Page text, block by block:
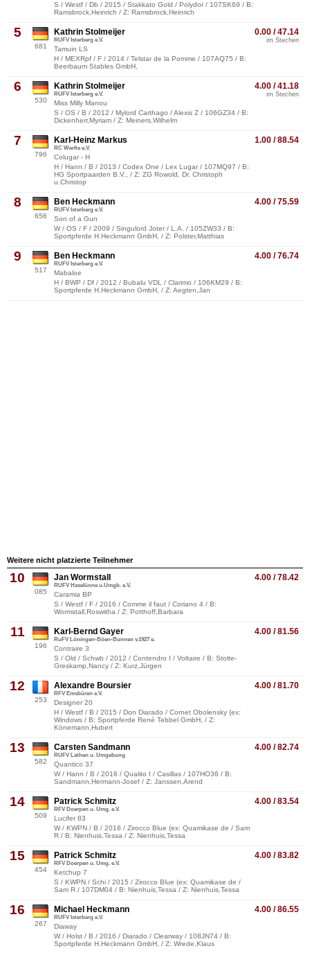
S / Westf / Db / 2015 / Stakkato Gold / Polydor / 107SK69 / B:
Ramsbrock,Heinrich / Z: Ramsbrock,Heinrich
5
681
0.00 / 47.14
im Stechen
Kathrin Stolmeijer
RUFV Isterberg e.V.
Tamuin LS
H / MEXRpf / F / 2014 / Telstar de la Pomme / 107AQ75 / B:
Beerbaum Stables GmbH,
6
530
4.00 / 41.18
im Stechen
Kathrin Stolmeijer
RUFV Isterberg e.V.
Miss Milly Manou
S / OS / B / 2012 / Mylord Carthago / Alexis Z / 106GZ34 / B:
Dickenherr,Myriam / Z: Meiners,Wilhelm
7
796
1.00 / 88.54
Karl-Heinz Markus
RC Werlte e.V.
Colugar - H
H / Hann / B / 2013 / Codex One / Lex Lugar / 107MQ97 / B:
HG Sportpaarden B.V., / Z: ZG Rowold, Dr. Christoph
u.Christop
8
656
4.00 / 75.59
Ben Heckmann
RUFV Isterberg e.V.
Son of a Gun
W / OS / F / 2009 / Singulord Joter / L.A. / 105ZW33 / B:
Sportpferde H.Heckmann GmbH, / Z: Polster,Matthias
9
517
4.00 / 76.74
Ben Heckmann
RUFV Isterberg e.V.
Mabaloe
H / BWP / Df / 2012 / Bubalu VDL / Clarimo / 106KM29 / B:
Sportpferde H.Heckmann GmbH, / Z: Aegten,Jan
Weitere nicht platzierte Teilnehmer
10
085
4.00 / 78.42
Jan Wormstall
RUFV Haselünne u.Umgb. e.V.
Caramia BP
S / Westf / F / 2016 / Comme il faut / Coriano 4 / B:
Wormstall,Roswitha / Z: Potthoff,Barbara
11
196
4.00 / 81.56
Karl-Bernd Gayer
RuFV Löningen-Böen-Bunnen v.1927 e.
Contraire 3
S / Old / Schwb / 2012 / Contendro I / Voltaire / B: Stolte-
Greskamp,Nancy / Z: Kurz,Jürgen
12
253
4.00 / 81.70
Alexandre Boursier
RFV Emsbüren e.V.
Designer 20
H / Westf / B / 2015 / Don Diarado / Cornet Obolensky (ex:
Windows / B: Sportpferde René Tebbel GmbH, / Z:
Könemann,Hubert
13
582
4.00 / 82.74
Carsten Sandmann
RUFV Lathen u. Umgebung
Quantico 37
W / Hann / B / 2016 / Qualito I / Casillas / 107HO36 / B:
Sandmann,Hermann-Josef / Z: Janssen,Arend
14
509
4.00 / 83.54
Patrick Schmitz
RFV Doerpen u. Umg. e.V.
Lucifer 83
W / KWPN / B / 2016 / Zirocco Blue (ex: Quamikase de / Sam
R / B: Nienhuis,Tessa / Z: Nienhuis,Tessa
15
454
4.00 / 83.82
Patrick Schmitz
RFV Doerpen u. Umg. e.V.
Ketchup 7
S / KWPN / Schi / 2015 / Zirocco Blue (ex: Quamikase de /
Sam R / 107DM04 / B: Nienhuis,Tessa / Z: Nienhuis,Tessa
16
267
4.00 / 86.55
Michael Heckmann
RUFV Isterberg e.V.
Diaway
W / Holst / B / 2016 / Diarado / Clearway / 108JN74 / B:
Sportpferde H.Heckmann GmbH, / Z: Wrede,Klaus